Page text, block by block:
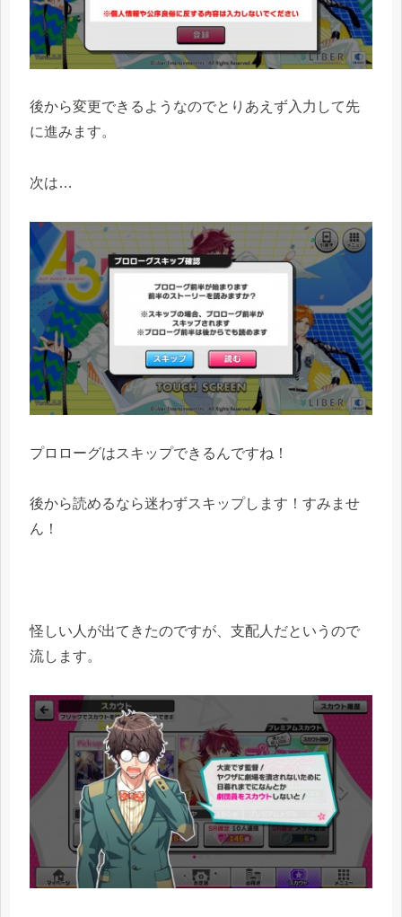
後から変更できるようなのでとりあえず入力して先
に進みます。
次は…
プロローグはスキップできるんですね！
後から読めるなら迷わずスキップします！すみませ
ん！
怪しい人が出てきたのですが、支配人だというので
流します。